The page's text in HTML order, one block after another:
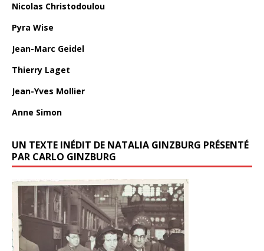
Nicolas Christodoulou
Pyra Wise
Jean-Marc Geidel
Thierry Laget
Jean-Yves Mollier
Anne Simon
UN TEXTE INÉDIT DE NATALIA GINZBURG PRÉSENTÉ
PAR CARLO GINZBURG